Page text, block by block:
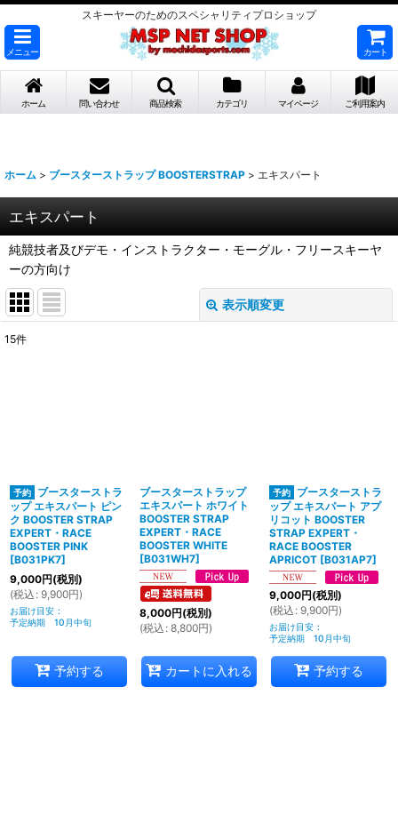
スキーヤーのためのスペシャリティプロショップ
メニュー カート
ホーム 問い合わせ 商品検索 カテゴリ マイページ ご利用案内
ホーム > ブースターストラップ BOOSTERSTRAP > エキスパート
エキスパート
純競技者及びデモ・インストラクター・モーグル・フリースキーヤ
ーの方向け
表示順変更
15件
ブースターストラ
ップ エキスパート ピン
ク BOOSTER STRAP
EXPERT・RACE
BOOSTER PINK
[B031PK7]
9,000円(税別)
(税込 : 9,900円)
お届け目安 :
予定納期 10月中旬
予約する
ブースターストラップ
エキスパート ホワイト
BOOSTER STRAP
EXPERT・RACE
BOOSTER WHITE
[B031WH7]
8,000円(税別)
(税込 : 8,800円)
カートに入れる
ブースターストラ
ップ エキスパート アプ
リコット BOOSTER
STRAP EXPERT・
RACE BOOSTER
APRICOT [B031AP7]
9,000円(税別)
(税込 : 9,900円)
お届け目安 :
予定納期 10月中旬
予約する